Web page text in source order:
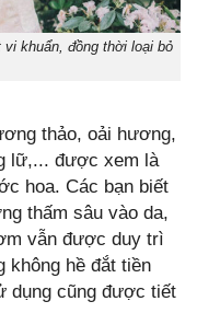
khuẩn, đồng thời loại bỏ
thảo, oải hương,
lữ,... được xem là
hoa. Các bạn biết
thấm sâu vào da,
vẫn được duy trì
không hề đắt tiền
dụng cũng được tiết